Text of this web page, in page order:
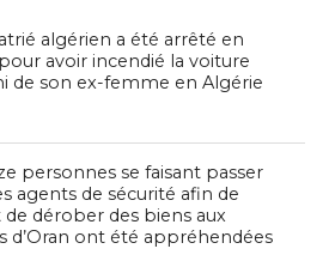
algérien a été arrêté en
avoir incendié la voiture
de son ex-femme en Algérie
personnes se faisant passer
agents de sécurité afin de
dérober des biens aux
d’Oran ont été appréhendées